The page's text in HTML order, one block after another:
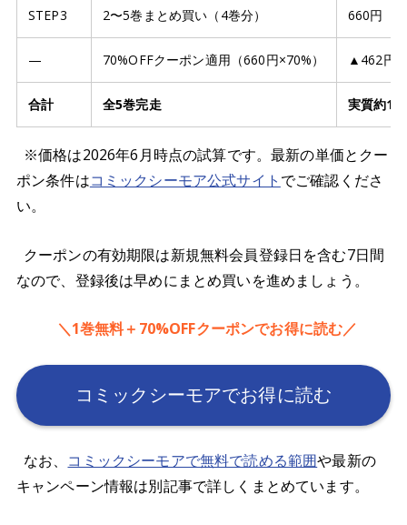
STEP3 2〜5巻まとめ買い（4巻分） 660円
— 70%OFFクーポン適用（660円×70%） ▲462円
合計 全5巻完走 実質約
※価格は2026年6月時点の試算です。最新の単価とクー
ポン条件はコミックシーモア公式サイト でご確認くださ
い。
クーポンの有効期限は新規無料会員登録日を含む7日間
なので、登録後は早めにまとめ買いを進めましょう。
＼1巻無料＋70%OFFクーポンでお得に読む／
コミックシーモアでお得に読む
なお、 コミックシーモアで無料で読める範囲や最新の
キャンペーン情報は別記事で詳しくまとめています。